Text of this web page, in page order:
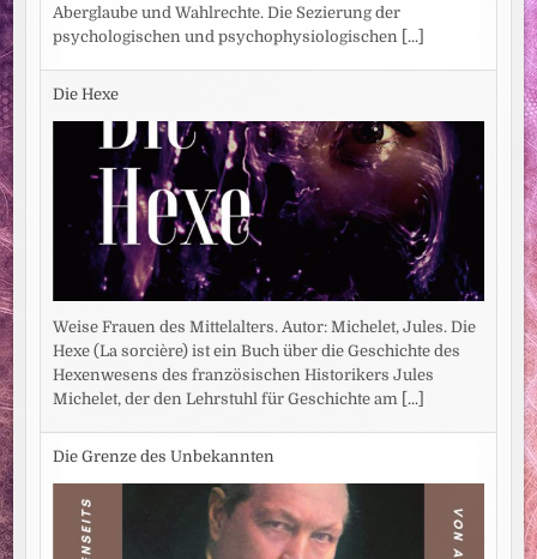
Aberglaube und Wahlrechte. Die Sezierung der
psychologischen und psychophysiologischen [...]
Die Hexe
Weise Frauen des Mittelalters. Autor: Michelet, Jules. Die
Hexe (La sorcière) ist ein Buch über die Geschichte des
Hexenwesens des französischen Historikers Jules
Michelet, der den Lehrstuhl für Geschichte am [...]
Die Grenze des Unbekannten